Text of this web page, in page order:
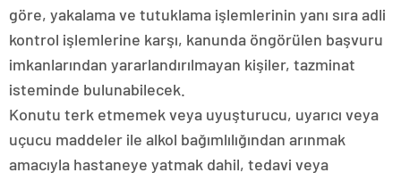
göre, yakalama ve tutuklama işlemlerinin yanı sıra adli
kontrol işlemlerine karşı, kanunda öngörülen başvuru
imkanlarından yararlandırılmayan kişiler, tazminat
isteminde bulunabilecek.
Konutu terk etmemek veya uyuşturucu, uyarıcı veya
uçucu maddeler ile alkol bağımlılığından arınmak
amacıyla hastaneye yatmak dahil, tedavi veya